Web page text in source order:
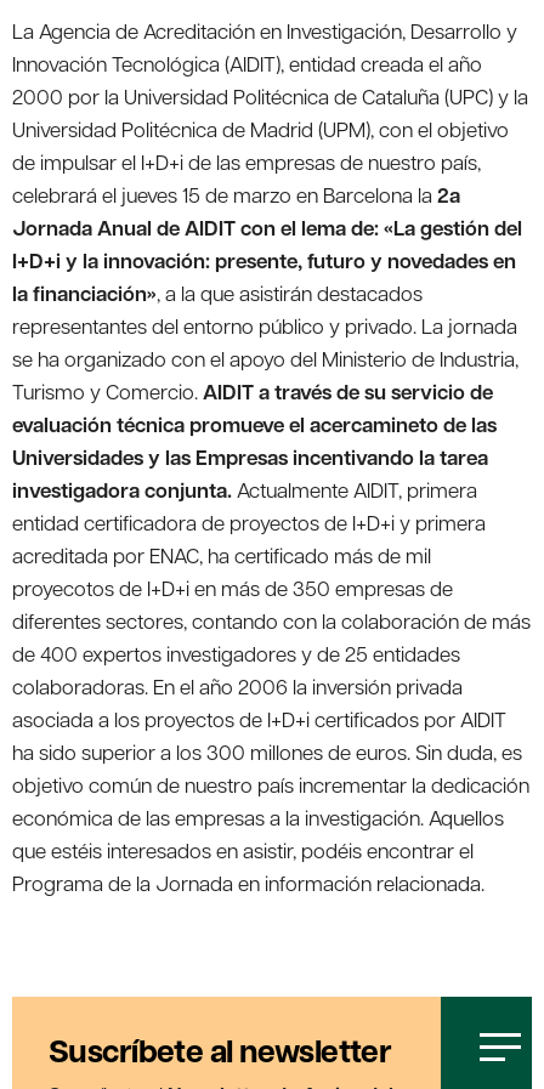
La Agencia de Acreditación en Investigación, Desarrollo y
Innovación Tecnológica (AIDIT), entidad creada el año
2000 por la Universidad Politécnica de Cataluña (UPC) y la
Universidad Politécnica de Madrid (UPM), con el objetivo
de impulsar el I+D+i de las empresas de nuestro país,
celebrará el jueves 15 de marzo en Barcelona la 2a
Jornada Anual de AIDIT con el lema de: «La gestión del
I+D+i y la innovación: presente, futuro y novedades en
la financiación», a la que asistirán destacados
representantes del entorno público y privado. La jornada
se ha organizado con el apoyo del Ministerio de Industria,
Turismo y Comercio.AIDIT a través de su servicio de
evaluación técnica promueve el acercamineto de las
Universidades y las Empresas incentivando la tarea
investigadora conjunta. Actualmente AIDIT, primera
entidad certificadora de proyectos de I+D+i y primera
acreditada por ENAC, ha certificado más de mil
proyecotos de I+D+i en más de 350 empresas de
diferentes sectores, contando con la colaboración de más
de 400 expertos investigadores y de 25 entidades
colaboradoras. En el año 2006 la inversión privada
asociada a los proyectos de I+D+i certificados por AIDIT
ha sido superior a los 300 millones de euros. Sin duda, es
objetivo común de nuestro país incrementar la dedicación
económica de las empresas a la investigación. Aquellos
que estéis interesados en asistir, podéis encontrar el
Programa de la Jornada en información relacionada.
Suscríbete al newsletter